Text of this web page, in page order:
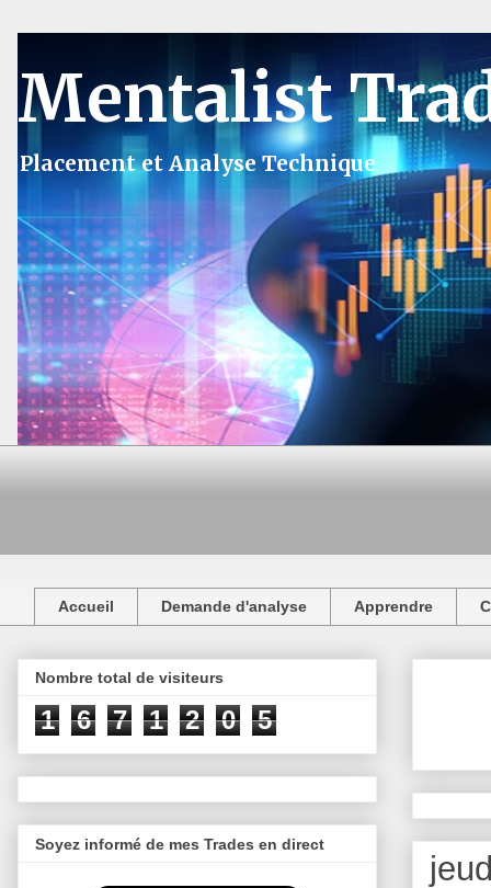
Mentalist
Placement et Analyse Technique
Accueil Demande d'analyse Apprendre
Nombre total de visiteurs
1 6 7 1 2 0 5
Soyez informé de mes Trades en direct